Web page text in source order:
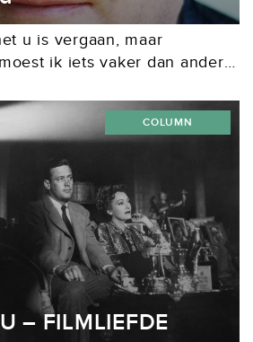
u is vergaan, maar
ik iets vaker dan anders
films ik zou...
– FILMLIEFDE
COLUMN